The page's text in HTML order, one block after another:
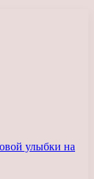
улыбки на